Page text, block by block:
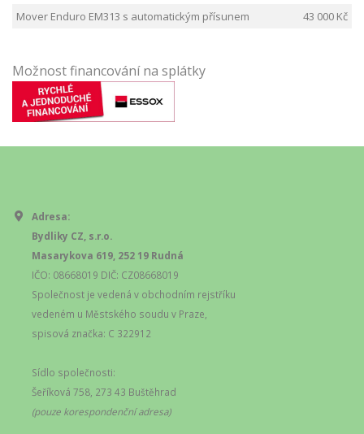
Mover Enduro EM313 s automatickým přísunem
43 000 Kč
Možnost financování na splátky
Adresa:
Bydliky CZ, s.r.o.
Masarykova 619, 252 19 Rudná
IČO: 08668019 DIČ: CZ08668019
Společnost je vedená v obchodním rejstříku
vedeném u Městského soudu v Praze,
spisová značka: C 322912
Sídlo společnosti:
Šeříková 758, 273 43 Buštěhrad
(pouze korespondenční adresa)